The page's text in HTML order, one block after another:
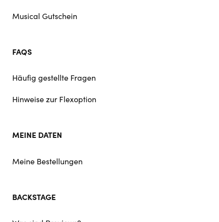
Musical Gutschein
FAQS
Häufig gestellte Fragen
Hinweise zur Flexoption
MEINE DATEN
Meine Bestellungen
BACKSTAGE